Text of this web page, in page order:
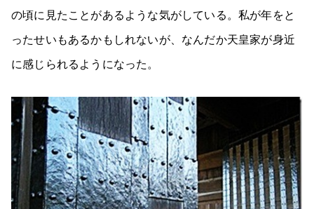
の頃に見たことがあるような気がしている。私が年をと
ったせいもあるかもしれないが、なんだか天皇家が身近
に感じられるようになった。